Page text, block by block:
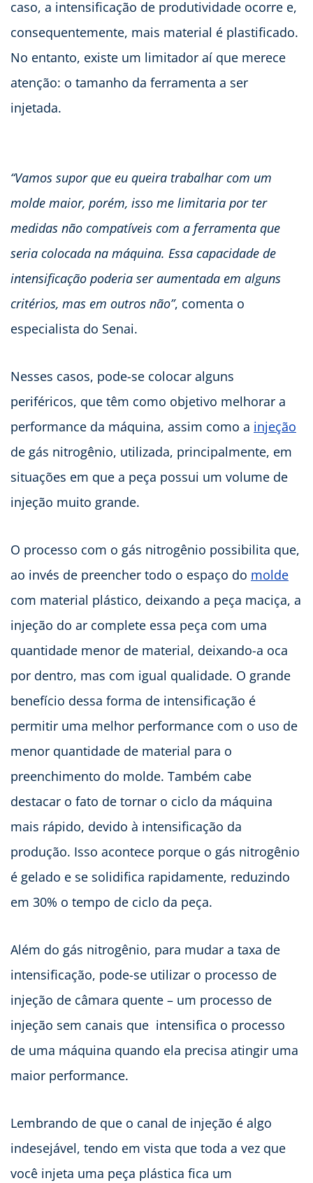
caso, a intensificação de produtividade ocorre e,
consequentemente, mais material é plastificado.
No entanto, existe um limitador aí que merece
atenção: o tamanho da ferramenta a ser
injetada.
“Vamos supor que eu queira trabalhar com um
molde maior, porém, isso me limitaria por ter
medidas não compatíveis com a ferramenta que
seria colocada na máquina. Essa capacidade de
intensificação poderia ser aumentada em alguns
critérios, mas em outros não”, comenta o
especialista do Senai.
Nesses casos, pode-se colocar alguns
periféricos, que têm como objetivo melhorar a
performance da máquina, assim como a injeção
de gás nitrogênio, utilizada, principalmente, em
situações em que a peça possui um volume de
injeção muito grande.
O processo com o gás nitrogênio possibilita que,
ao invés de preencher todo o espaço do molde
com material plástico, deixando a peça maciça, a
injeção do ar complete essa peça com uma
quantidade menor de material, deixando-a oca
por dentro, mas com igual qualidade. O grande
benefício dessa forma de intensificação é
permitir uma melhor performance com o uso de
menor quantidade de material para o
preenchimento do molde. Também cabe
destacar o fato de tornar o ciclo da máquina
mais rápido, devido à intensificação da
produção. Isso acontece porque o gás nitrogênio
é gelado e se solidifica rapidamente, reduzindo
em 30% o tempo de ciclo da peça.
Além do gás nitrogênio, para mudar a taxa de
intensificação, pode-se utilizar o processo de
injeção de câmara quente – um processo de
injeção sem canais que intensifica o processo
de uma máquina quando ela precisa atingir uma
maior performance.
Lembrando de que o canal de injeção é algo
indesejável, tendo em vista que toda a vez que
você injeta uma peça plástica fica um